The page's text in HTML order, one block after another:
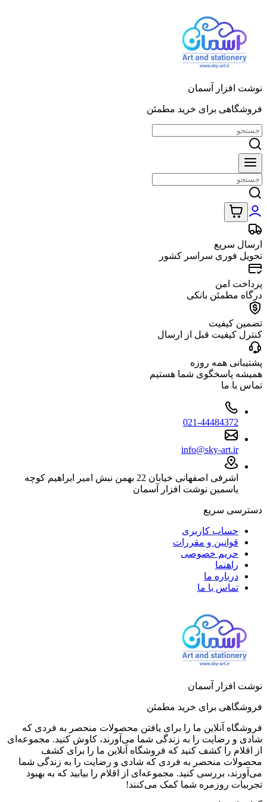
نوشت افزار آسمان
فروشگاهی برای خرید مطمئن
ارسال سریع
تحویل فوری سراسر کشور
پرداخت امن
درگاه مطمئن بانکی
تضمین کیفیت
کنترل کیفیت قبل از ارسال
پشتیبانی همه روزه
همیشه پاسخگوی شما هستیم
تماس با ما
021-44484372
info@sky-art.ir
اشرفی اصفهانی خیابان 22 بهمن نبش امیر ابراهیم کوچه
یاسمین نوشت افزار آسمان
دسترسی سریع
حساب کاربری
قوانین و مقررات
حریم خصوصی
راهنما
درباره ما
تماس با ما
نوشت افزار آسمان
فروشگاهی برای خرید مطمئن
فروشگاه آنلاین ما را برای یافتن محصولات منحصر به فردی که
شادی و رضایت را به زندگی شما می‌آورند، کاوش کنید. مجموعه‌ای
از اقلام را کشف کنید که فروشگاه آنلاین ما را برای کشف
محصولات منحصر به فردی که شادی و رضایت را به زندگی شما
می‌آورند، بررسی کنید. مجموعه‌ای از اقلام را بیابید که به بهبود
تجربیات روزمره شما کمک می‌کنند!